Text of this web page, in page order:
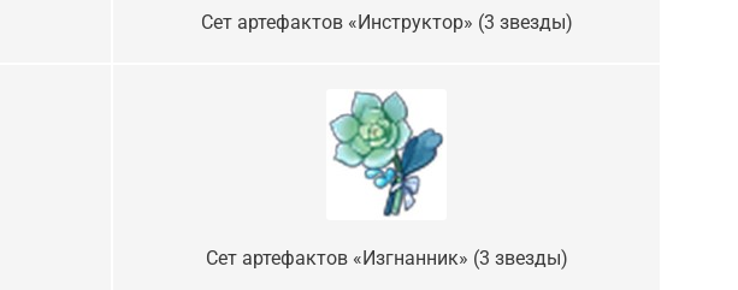
Сет артефактов «Инструктор» (3 звезды)
Сет артефактов «Изгнанник» (3 звезды)